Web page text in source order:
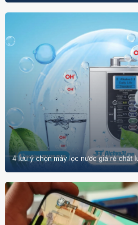
4 lưu ý chọn máy lọc nước giá rẻ chất